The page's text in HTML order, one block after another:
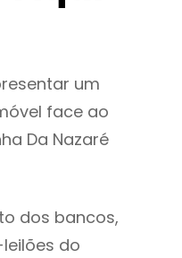
um
face ao
Da Nazaré
dos bancos,
do